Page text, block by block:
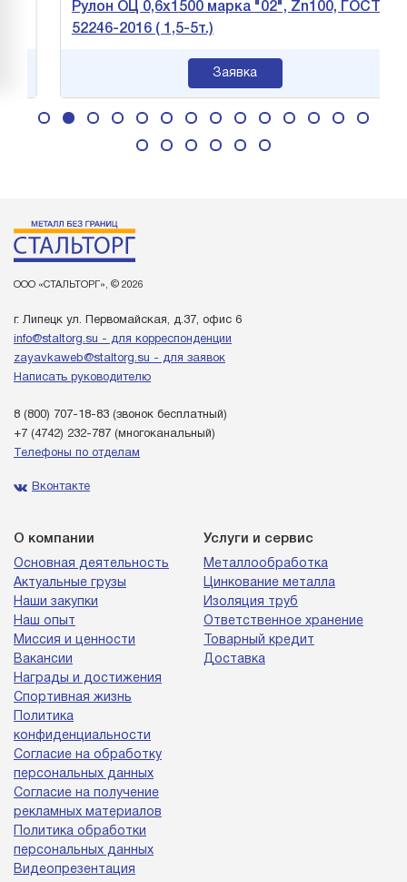
Рулон ОЦ 0,6х1500 марка "02", Zn100, ГОСТ
52246-2016 ( 1,5-5т.)
Заявка
ООО «СТАЛЬТОРГ», © 2026
г. Липецк ул. Первомайская, д.37, офис 6
info@staltorg.su - для корреспонденции
zayavkaweb@staltorg.su - для заявок
Написать руководителю
8 (800) 707-18-83 (звонок бесплатный)
+7 (4742) 232-787 (многоканальный)
Телефоны по отделам
Вконтакте
О компании
Основная деятельность
Актуальные грузы
Наши закупки
Наш опыт
Миссия и ценности
Вакансии
Награды и достижения
Спортивная жизнь
Политика
конфиденциальности
Согласие на обработку
персональных данных
Согласие на получение
рекламных материалов
Политика обработки
персональных данных
Видеопрезентация
Услуги и сервис
Металлообработка
Цинкование металла
Изоляция труб
Ответственное хранение
Товарный кредит
Доставка